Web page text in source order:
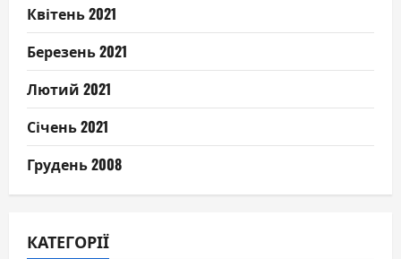
Квітень 2021
Березень 2021
Лютий 2021
Січень 2021
Грудень 2008
КАТЕГОРІЇ